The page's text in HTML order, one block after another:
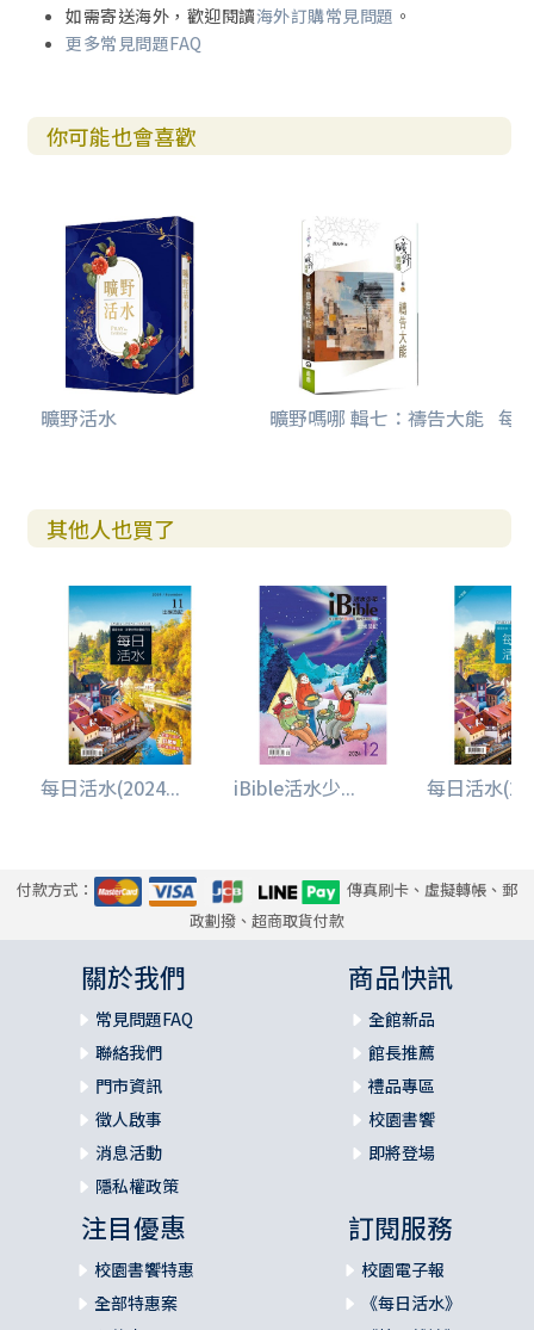
如需寄送海外，歡迎閱讀海外訂購常見問題 。
更多常見問題FAQ
你可能也會喜歡
曠野活水 曠野嗎哪 輯七：禱告大能 每
其他人也買了
每日活水(2024... iBible活水少... 每日活水
付款方式：
傳真刷卡、虛擬轉帳、郵
政劃撥、超商取貨付款
關於我們
常見問題FAQ
聯絡我們
門市資訊
徵人啟事
消息活動
隱私權政策
商品快訊
全館新品
館長推薦
禮品專區
校園書饗
即將登場
注目優惠
校園書饗特惠
全部特惠案
訂閱服務
校園電子報
《每日活水》